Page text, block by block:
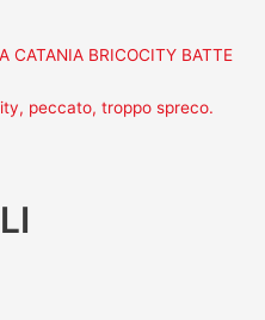
CATANIA BRICOCITY BATTE
peccato, troppo spreco.